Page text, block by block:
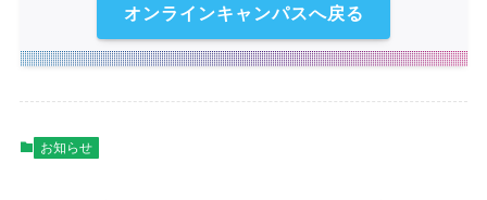
オンラインキャンパスへ戻る
お知らせ